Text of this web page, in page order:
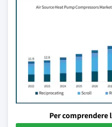
Per comprendere